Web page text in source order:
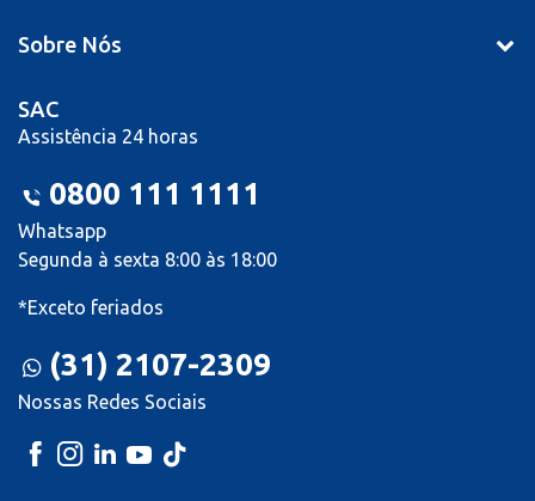
Sobre Nós
SAC
Assistência 24 horas
0800 111 1111
Whatsapp
Segunda à sexta 8:00 às 18:00
*Exceto feriados
(31) 2107-2309
Nossas Redes Sociais